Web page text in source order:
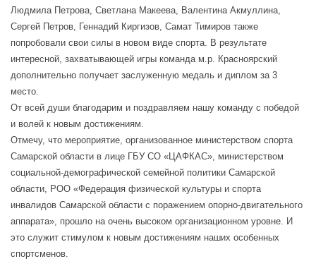
Людмила Петрова, Светлана Макеева, Валентина Акмуллина,
Сергей Петров, Геннадий Киргизов, Самат Тимиров также
попробовали свои силы в новом виде спорта. В результате
интересной, захватывающей игры команда м.р. Красноярский
дополнительно получает заслуженную медаль и диплом за 3
место.
От всей души благодарим и поздравляем нашу команду с победой
и волей к новым достижениям.
Отмечу, что мероприятие, организованное министерством спорта
Самарской области в лице ГБУ СО «ЦАФКАС», министерством
социальной-демографической семейной политики Самарской
области, РОО «Федерация физической культуры и спорта
инвалидов Самарской области с поражением опорно-двигательного
аппарата», прошло на очень высоком организационном уровне. И
это служит стимулом к новым достижениям наших особенных
спортсменов.